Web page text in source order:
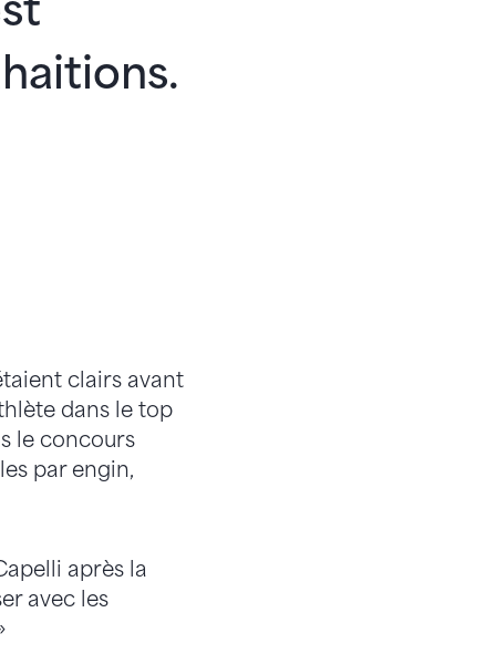
clairs avant
dans le top
le concours
par engin,
après la
avec les